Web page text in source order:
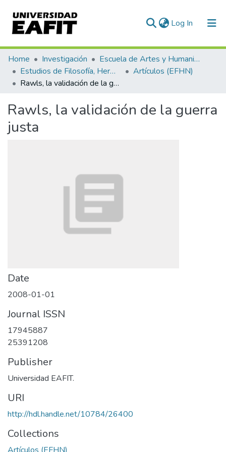
Log In (current)
Communities & Collections
All of DSpace
Home Investigación
Escuela de Artes y Humanidades
Estudios de Filosofía, Hermenéutica y Narrativas
Artículos (EFHN)
Rawls, la validación de la guerra justa
Rawls, la validación de la guerra
justa
Date
2008-01-01
Journal ISSN
17945887
25391208
Publisher
Universidad EAFIT.
URI
http://hdl.handle.net/10784/26400
Collections